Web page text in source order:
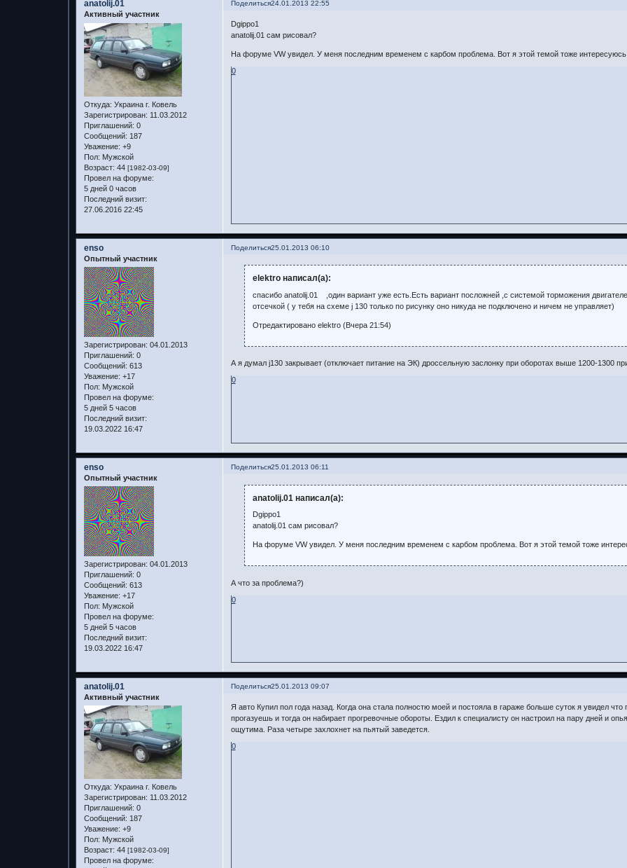
Поделиться24.01.2013 22:55
anatolij.01
Активный участник
Откуда: Украина г. Ковель
Зарегистрирован: 11.03.2012
Приглашений: 0
Сообщений: 187
Уважение: +9
Пол: Мужской
Возраст: 44 [1982-03-09]
Провел на форуме:
5 дней 0 часов
Последний визит:
27.06.2016 22:45
Dgippo1
anatolij.01 сам рисовал?
На форуме VW увидел. У меня последним временем с карбом проблема. Вот я этой темой тоже
0
Поделиться25.01.2013 06:10
enso
Опытный участник
Зарегистрирован: 04.01.2013
Приглашений: 0
Сообщений: 613
Уважение: +17
Пол: Мужской
Провел на форуме:
5 дней 5 часов
Последний визит:
19.03.2022 16:47
elektro написал(а):
спасибо anatolij.01 ,один вариант уже есть.Есть вариант посложней ,с системой торможения
отсечкой ( у тебя на схеме j 130 только по рисунку оно никуда не подключено и ничем не управляет)
Отредактировано elektro (Вчера 21:54)
А я думал j130 закрывает (отключает питание на ЭК) дроссельную заслонку при оборотах выше 1200-1300
0
Поделиться25.01.2013 06:11
enso
Опытный участник
Зарегистрирован: 04.01.2013
Приглашений: 0
Сообщений: 613
Уважение: +17
Пол: Мужской
Провел на форуме:
5 дней 5 часов
Последний визит:
19.03.2022 16:47
anatolij.01 написал(а):
Dgippo1
anatolij.01 сам рисовал?
На форуме VW увидел. У меня последним временем с карбом проблема. Вот я этой темой тоже
А что за проблема?)
0
Поделиться25.01.2013 09:07
anatolij.01
Активный участник
Откуда: Украина г. Ковель
Зарегистрирован: 11.03.2012
Приглашений: 0
Сообщений: 187
Уважение: +9
Пол: Мужской
Возраст: 44 [1982-03-09]
Провел на форуме:
Я авто Купил пол года назад. Когда она стала полностю моей и постояла в гараже больше суток я увидел что
прогазуешь и тогда он набирает прогревочные обороты. Ездил к специалисту он настроил на пару дней и
ощутима. Раза четыре захлохнет на пьятый заведется.
0